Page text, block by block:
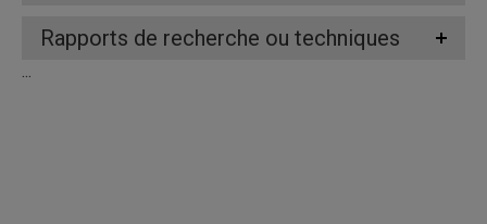
Rapports de recherche ou techniques
...